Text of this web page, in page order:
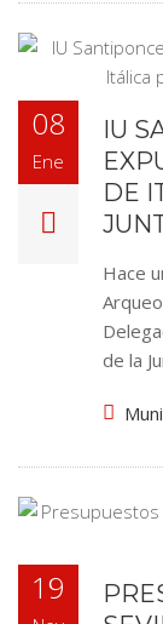
08
Ene
IU
DE
Hace
de la
19